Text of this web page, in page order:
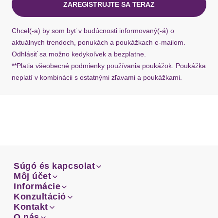
ZAREGISTRUJTE SA TERAZ
Chcel(-a) by som byť v budúcnosti informovaný(-á) o
aktuálnych trendoch, ponukách a poukážkach e-mailom.
Odhlásiť sa možno kedykoľvek a bezplatne.
**Platia všeobecné podmienky používania poukážok. Poukážka
neplatí v kombinácii s ostatnými zľavami a poukážkami.
Súgó és kapcsolat
Email
Facebook
Súgó és kapcsolat
Email
Facebook
Môj účet
Prehľad objednávok
Môj účet
Prehľad objednávok
Informácie
Doprava
Informácie
Doprava
Konzultáció
Sprievodca-veľkosťami
Konzultáció
Kontakt
Kontakt